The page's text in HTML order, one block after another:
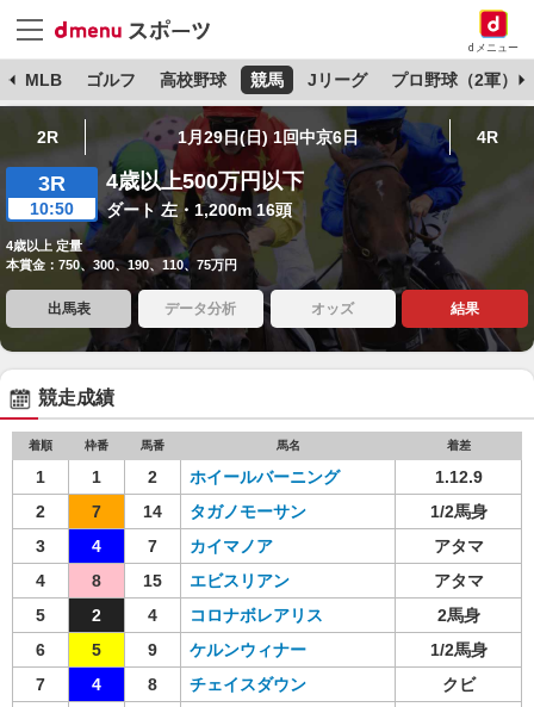
dメニュー
MLB ゴルフ 高校野球 競馬 Jリーグ プロ野球（2軍）
2R 1月29日(日) 1回中京6日 4R
3R
10:50
4歳以上500万円以下
ダート 左・1,200m 16頭
4歳以上 定量
本賞金：750、300、190、110、75万円
出馬表 データ分析 オッズ 結果
競走成績
着順 枠番 馬番 馬名 着差
1 1 2 ホイールバーニング
1.12.9
2
7 14 タガノモーサン
1/2馬身
3
4 7 カイマノア
アタマ
4
8 15 エビスリアン
アタマ
5
2 4 コロナボレアリス
2馬身
6
5 9 ケルンウィナー
1/2馬身
7
4 8 チェイスダウン
クビ